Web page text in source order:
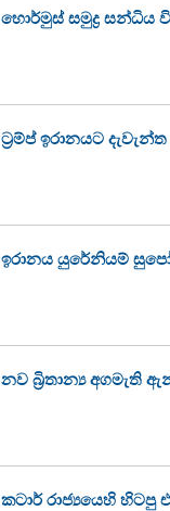
හොර්මුස් සමුද්‍ර සන්ධිය
ට්‍රම්ප් ඉරානයට
ඉරානය යුරේනියම්
නව බ්‍රිතාන්‍ය අගමැති
කටාර් රාජ්‍යයෙහි හිටපු